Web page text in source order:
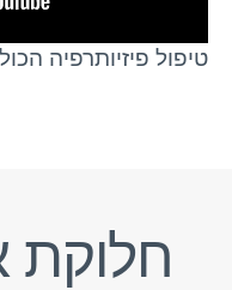
טיפול פיזיותרפיה
חלוקת